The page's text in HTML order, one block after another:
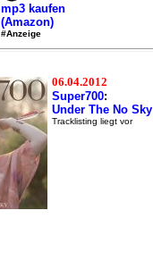
mp3 kaufen
(Amazon)
#Anzeige
06.04.2012
Super700:
Under The No Sky
Tracklisting liegt vor